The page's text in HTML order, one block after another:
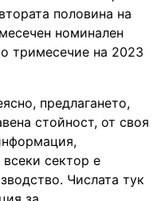
половина на
номинален
тримесечие на 2023
предлагането,
стойност, от своя
сектор е
Числата тук